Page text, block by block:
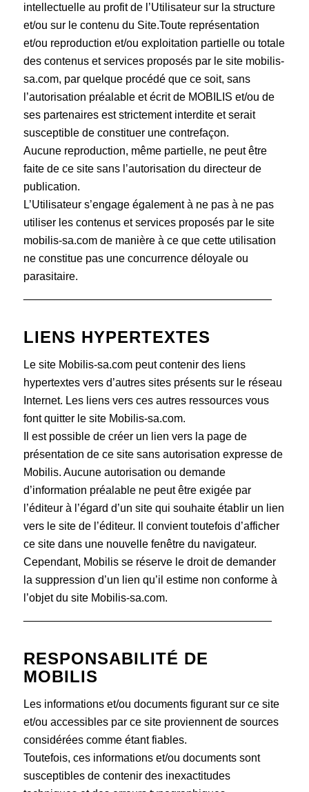
intellectuelle au profit de l’Utilisateur sur la structure
et/ou sur le contenu du Site.Toute représentation
et/ou reproduction et/ou exploitation partielle ou totale
des contenus et services proposés par le site mobilis-
sa.com, par quelque procédé que ce soit, sans
l’autorisation préalable et écrit de MOBILIS et/ou de
ses partenaires est strictement interdite et serait
susceptible de constituer une contrefaçon.
Aucune reproduction, même partielle, ne peut être
faite de ce site sans l’autorisation du directeur de
publication.
L’Utilisateur s’engage également à ne pas à ne pas
utiliser les contenus et services proposés par le site
mobilis-sa.com de manière à ce que cette utilisation
ne constitue pas une concurrence déloyale ou
parasitaire.
LIENS HYPERTEXTES
Le site Mobilis-sa.com peut contenir des liens
hypertextes vers d’autres sites présents sur le réseau
Internet. Les liens vers ces autres ressources vous
font quitter le site Mobilis-sa.com.
Il est possible de créer un lien vers la page de
présentation de ce site sans autorisation expresse de
Mobilis. Aucune autorisation ou demande
d’information préalable ne peut être exigée par
l’éditeur à l’égard d’un site qui souhaite établir un lien
vers le site de l’éditeur. Il convient toutefois d’afficher
ce site dans une nouvelle fenêtre du navigateur.
Cependant, Mobilis se réserve le droit de demander
la suppression d’un lien qu’il estime non conforme à
l’objet du site Mobilis-sa.com.
RESPONSABILITÉ DE
MOBILIS
Les informations et/ou documents figurant sur ce site
et/ou accessibles par ce site proviennent de sources
considérées comme étant fiables.
Toutefois, ces informations et/ou documents sont
susceptibles de contenir des inexactitudes